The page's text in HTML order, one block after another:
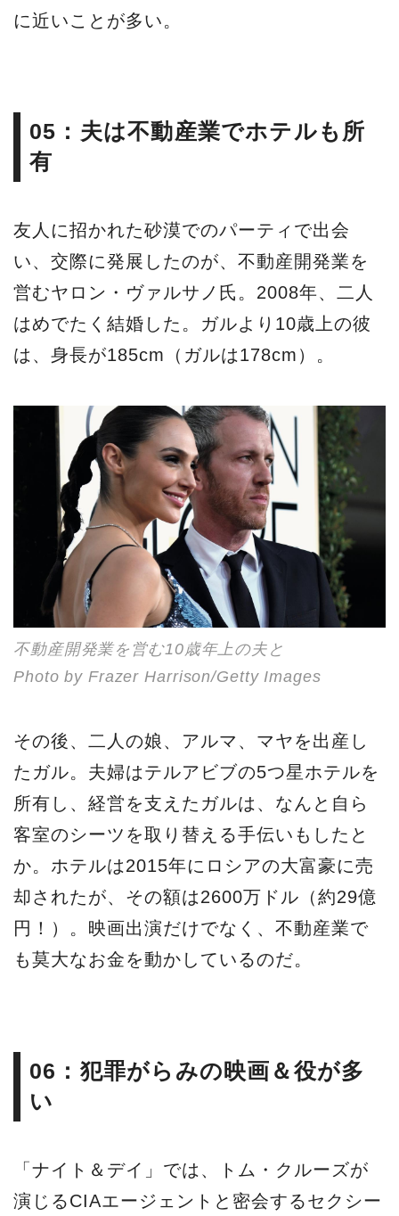
に近いことが多い。
05：夫は不動産業でホテルも所
有
友人に招かれた砂漠でのパーティで出会
い、交際に発展したのが、不動産開発業を
営むヤロン・ヴァルサノ氏。2008年、二人
はめでたく結婚した。ガルより10歳上の彼
は、身長が185cm（ガルは178cm）。
不動産開発業を営む10歳年上の夫と
Photo by Frazer Harrison/Getty Images
その後、二人の娘、アルマ、マヤを出産し
たガル。夫婦はテルアビブの5つ星ホテルを
所有し、経営を支えたガルは、なんと自ら
客室のシーツを取り替える手伝いもしたと
か。ホテルは2015年にロシアの大富豪に売
却されたが、その額は2600万ドル（約29億
円！）。映画出演だけでなく、不動産業で
も莫大なお金を動かしているのだ。
06：犯罪がらみの映画＆役が多
い
「ナイト＆デイ」では、トム・クルーズが
演じるCIAエージェントと密会するセクシー